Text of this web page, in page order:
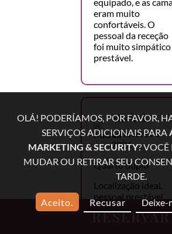
RESERVAR
eram muito
confortáveis. O
pessoal da receção
foi muito simpático
prestável.
Michał
15 fevereiro
2026
Quarto duplo
Localização ideal,
pessoal prestável,
pequeno-almoço
delicioso, lavandaria,
OLÁ! PODERÍAMOS, POR FAVOR,
SERVIÇOS ADICIONAIS PARA
MARKETING & SECURITY? VOCÊ
MUDAR OU RETIRAR SEU
TARDE.
Aceito. Recusar Deixe-